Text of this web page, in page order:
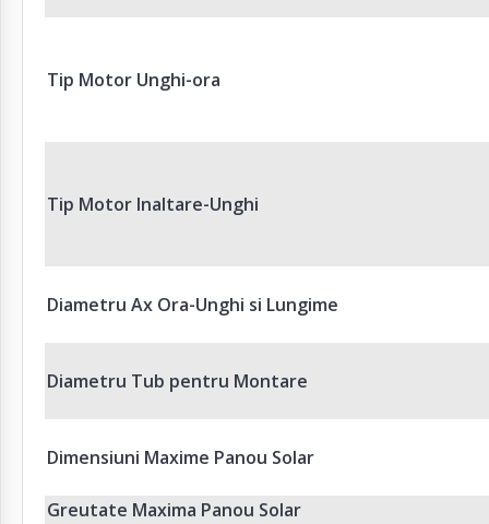
Tip Motor Unghi-ora
Tip Motor Inaltare-Unghi
Diametru Ax Ora-Unghi si Lungime
Diametru Tub pentru Montare
Dimensiuni Maxime Panou Solar
Greutate Maxima Panou Solar